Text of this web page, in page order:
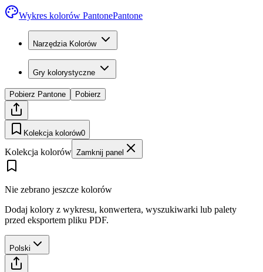
Wykres kolorów PantonePantone
Narzędzia Kolorów
Gry kolorystyczne
Pobierz Pantone Pobierz
Kolekcja kolorów0
Kolekcja kolorów Zamknij panel
Nie zebrano jeszcze kolorów
Dodaj kolory z wykresu, konwertera, wyszukiwarki lub palety
przed eksportem pliku PDF.
Polski